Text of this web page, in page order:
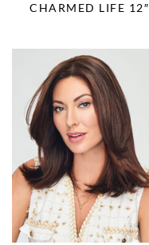
CHARMED LIFE 12″